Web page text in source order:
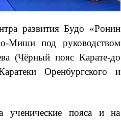
развития Будо «Ронин
Миши под руководством
(Чёрный пояс Карате-до
Оренбургского и
ученические пояса и на